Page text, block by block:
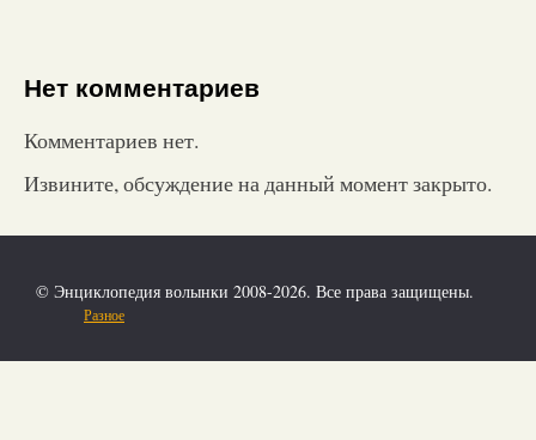
Нет комментариев
Комментариев нет.
Извините, обсуждение на данный момент закрыто.
© Энциклопедия волынки 2008-2026. Все права защищены.
Разное